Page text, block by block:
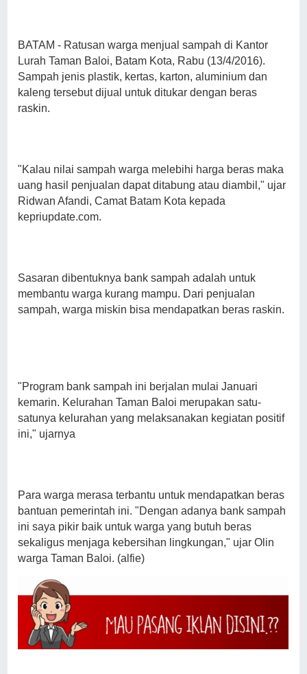
BATAM - Ratusan warga menjual sampah di Kantor
Lurah Taman Baloi, Batam Kota, Rabu (13/4/2016).
Sampah jenis plastik, kertas, karton, aluminium dan
kaleng tersebut dijual untuk ditukar dengan beras
raskin.
"Kalau nilai sampah warga melebihi harga beras maka
uang hasil penjualan dapat ditabung atau diambil," ujar
Ridwan Afandi, Camat Batam Kota kepada
kepriupdate.com.
Sasaran dibentuknya bank sampah adalah untuk
membantu warga kurang mampu. Dari penjualan
sampah, warga miskin bisa mendapatkan beras raskin.
"Program bank sampah ini berjalan mulai Januari
kemarin. Kelurahan Taman Baloi merupakan satu-
satunya kelurahan yang melaksanakan kegiatan positif
ini," ujarnya
Para warga merasa terbantu untuk mendapatkan beras
bantuan pemerintah ini. "Dengan adanya bank sampah
ini saya pikir baik untuk warga yang butuh beras
sekaligus menjaga kebersihan lingkungan," ujar Olin
warga Taman Baloi. (alfie)